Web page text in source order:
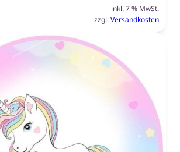
inkl. 7 % MwSt.
zzgl.Versandkosten